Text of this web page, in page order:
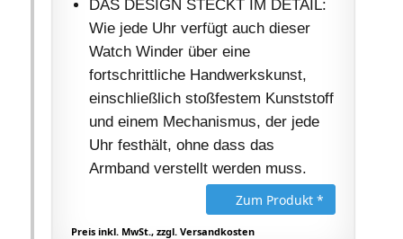
DAS DESIGN STECKT IM DETAIL:
Wie jede Uhr verfügt auch dieser
Watch Winder über eine
fortschrittliche Handwerkskunst,
einschließlich stoßfestem Kunststoff
und einem Mechanismus, der jede
Uhr festhält, ohne dass das
Armband verstellt werden muss.
Zum Produkt *
Preis inkl. MwSt., zzgl. Versandkosten